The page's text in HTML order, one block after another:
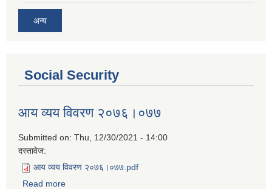
अन्य
Social Security
आय व्यय विवरण २०७६।०७७
Submitted on: Thu, 12/30/2021 - 14:00
दस्तावेज:
आय व्यय विवरण २०७६।०७७.pdf
Read more